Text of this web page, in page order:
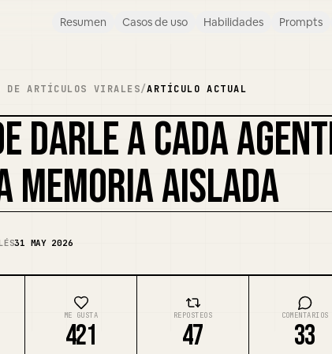
Resumen Casos de uso Habilidades Prompts
DE ARTÍCULOS VIRALES/ARTÍCULO ACTUAL
DARLE A CADA
MEMORIA AISLADA
31 MAY 2026
ME GUSTA
421
REPOSTEOS
47
COMENTARIOS
33